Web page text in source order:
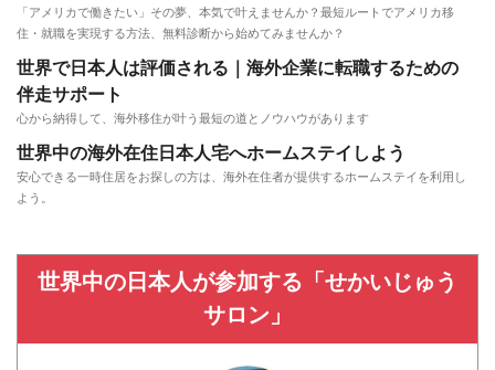
「アメリカで働きたい」その夢、本気で叶えませんか？最短ルートでアメリカ移
住・就職を実現する方法、無料診断から始めてみませんか？
世界で日本人は評価される｜海外企業に転職するための
伴走サポート
心から納得して、海外移住が叶う最短の道とノウハウがあります
世界中の海外在住日本人宅へホームステイしよう
安心できる一時住居をお探しの方は、海外在住者が提供するホームステイを利用し
よう。
世界中の日本人が参加する「せかいじゅう
サロン」